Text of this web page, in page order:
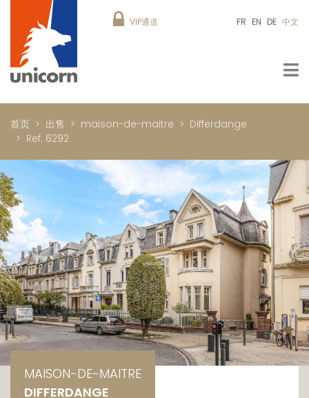
VIP通道 FR EN DE 中文
首页 出售 maison-de-maitre
Differdange
Ref. 6292
MAISON-DE-MAITRE
DIFFERDANGE